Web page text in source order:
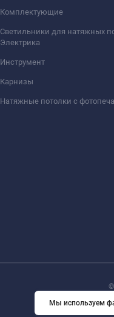
Комплектующие
Светильники для натяжных
Электрика
Инструмент
Карнизы
Натяжные потолки с
©
Мы используем